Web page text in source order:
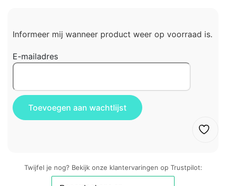
Informeer mij wanneer product weer op voorraad is.
E-mailadres
Twijfel je nog? Bekijk onze klantervaringen op Trustpilot: